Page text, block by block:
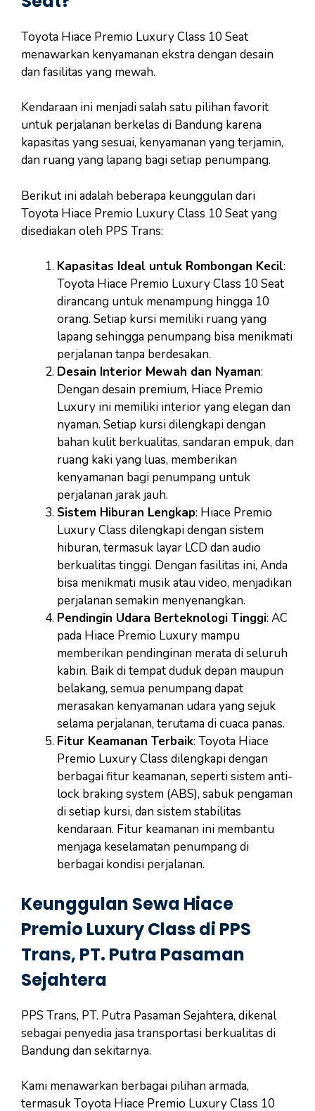
Toyota Hiace Premio Luxury Class 10 Seat
menawarkan kenyamanan ekstra dengan desain
dan fasilitas yang mewah.
Kendaraan ini menjadi salah satu pilihan favorit
untuk perjalanan berkelas di Bandung karena
kapasitas yang sesuai, kenyamanan yang terjamin,
dan ruang yang lapang bagi setiap penumpang.
Berikut ini adalah beberapa keunggulan dari
Toyota Hiace Premio Luxury Class 10 Seat yang
disediakan oleh PPS Trans:
Kapasitas Ideal untuk Rombongan Kecil:
Toyota Hiace Premio Luxury Class 10 Seat
dirancang untuk menampung hingga 10
orang. Setiap kursi memiliki ruang yang
lapang sehingga penumpang bisa menikmati
perjalanan tanpa berdesakan.
Desain Interior Mewah dan Nyaman:
Dengan desain premium, Hiace Premio
Luxury ini memiliki interior yang elegan dan
nyaman. Setiap kursi dilengkapi dengan
bahan kulit berkualitas, sandaran empuk, dan
ruang kaki yang luas, memberikan
kenyamanan bagi penumpang untuk
perjalanan jarak jauh.
Sistem Hiburan Lengkap: Hiace Premio
Luxury Class dilengkapi dengan sistem
hiburan, termasuk layar LCD dan audio
berkualitas tinggi. Dengan fasilitas ini, Anda
bisa menikmati musik atau video, menjadikan
perjalanan semakin menyenangkan.
Pendingin Udara Berteknologi Tinggi: AC
pada Hiace Premio Luxury mampu
memberikan pendinginan merata di seluruh
kabin. Baik di tempat duduk depan maupun
belakang, semua penumpang dapat
merasakan kenyamanan udara yang sejuk
selama perjalanan, terutama di cuaca panas.
Fitur Keamanan Terbaik: Toyota Hiace
Premio Luxury Class dilengkapi dengan
berbagai fitur keamanan, seperti sistem anti-
lock braking system (ABS), sabuk pengaman
di setiap kursi, dan sistem stabilitas
kendaraan. Fitur keamanan ini membantu
menjaga keselamatan penumpang di
berbagai kondisi perjalanan.
Keunggulan Sewa Hiace
Premio Luxury Class di PPS
Trans, PT. Putra Pasaman
Sejahtera
PPS Trans, PT. Putra Pasaman Sejahtera, dikenal
sebagai penyedia jasa transportasi berkualitas di
Bandung dan sekitarnya.
Kami menawarkan berbagai pilihan armada,
termasuk Toyota Hiace Premio Luxury Class 10